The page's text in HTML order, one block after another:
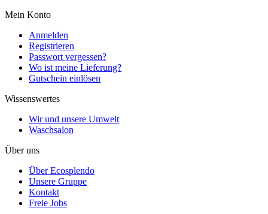
Mein Konto
Anmelden
Registrieren
Passwort vergessen?
Wo ist meine Lieferung?
Gutschein einlösen
Wissenswertes
Wir und unsere Umwelt
Waschsalon
Über uns
Über Ecosplendo
Unsere Gruppe
Kontakt
Freie Jobs